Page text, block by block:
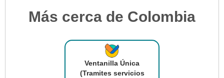
Más cerca de Colombia
Ventanilla Única
(Tramites servicios